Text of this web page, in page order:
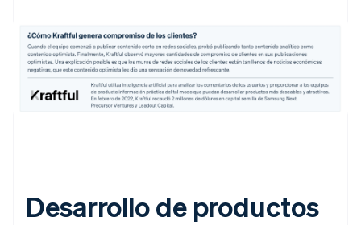
Desarrollo de productos